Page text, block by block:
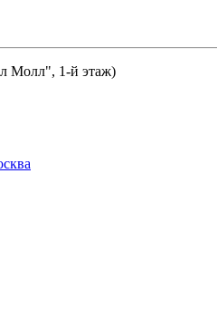
Молл", 1-й этаж)